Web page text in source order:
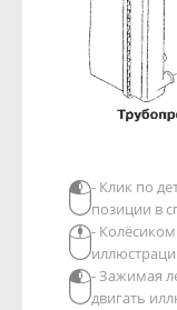
- Клик по
позиции в
-
- Зажимая
двигать